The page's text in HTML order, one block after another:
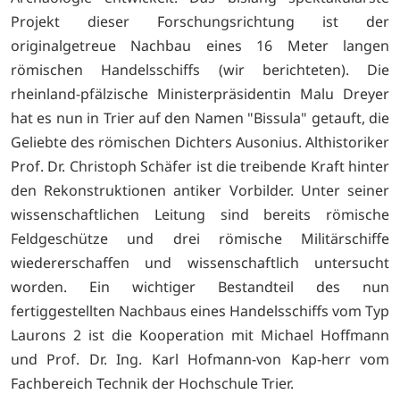
Projekt dieser Forschungsrichtung ist der
originalgetreue Nachbau eines 16 Meter langen
römischen Handelsschiffs (wir berichteten). Die
rheinland-pfälzische Ministerpräsidentin Malu Dreyer
hat es nun in Trier auf den Namen "Bissula" getauft, die
Geliebte des römischen Dichters Ausonius. Althistoriker
Prof. Dr. Christoph Schäfer ist die treibende Kraft hinter
den Rekonstruktionen antiker Vorbilder. Unter seiner
wissenschaftlichen Leitung sind bereits römische
Feldgeschütze und drei römische Militärschiffe
wiedererschaffen und wissenschaftlich untersucht
worden. Ein wichtiger Bestandteil des nun
fertiggestellten Nachbaus eines Handelsschiffs vom Typ
Laurons 2 ist die Kooperation mit Michael Hoffmann
und Prof. Dr. Ing. Karl Hofmann-von Kap-herr vom
Fachbereich Technik der Hochschule Trier.